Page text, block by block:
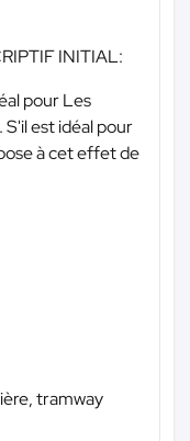
INITIAL:
pour Les
S'il est idéal pour
à cet effet de
tramway